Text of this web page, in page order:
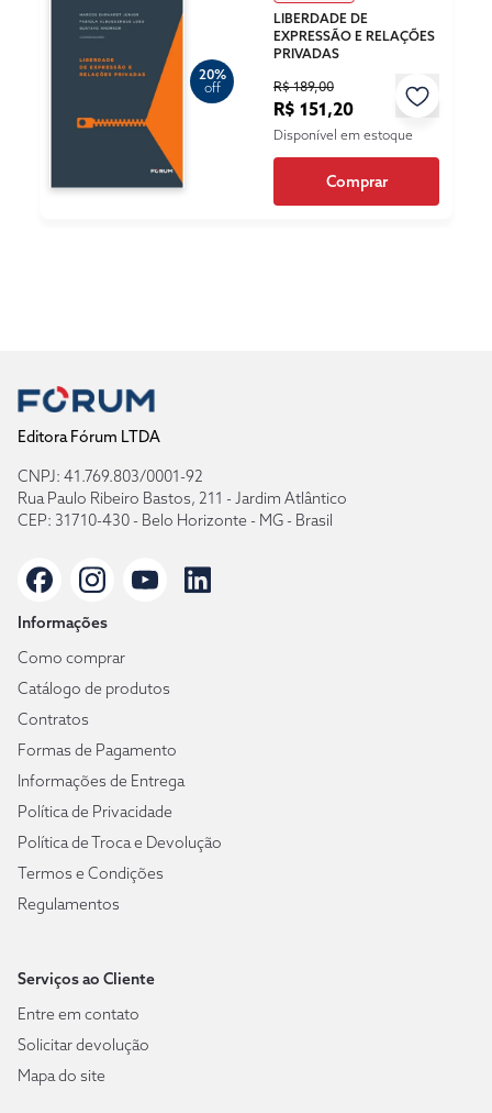
20%
off
LIBERDADE DE
EXPRESSÃO E RELAÇÕES
PRIVADAS
R$ 189,00
R$ 151,20
Disponível em estoque
Comprar
Editora Fórum LTDA
CNPJ: 41.769.803/0001-92
Rua Paulo Ribeiro Bastos, 211 - Jardim Atlântico
CEP: 31710-430 - Belo Horizonte - MG - Brasil
Informações
Como comprar
Catálogo de produtos
Contratos
Formas de Pagamento
Informações de Entrega
Política de Privacidade
Política de Troca e Devolução
Termos e Condições
Regulamentos
Serviços ao Cliente
Entre em contato
Solicitar devolução
Mapa do site